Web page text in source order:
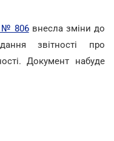
№ 806внесла зміни до
звітності про
Документ набуде